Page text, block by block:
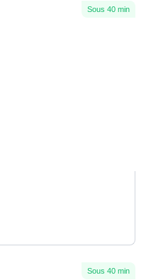
Sous 40 min
Sous 40 min